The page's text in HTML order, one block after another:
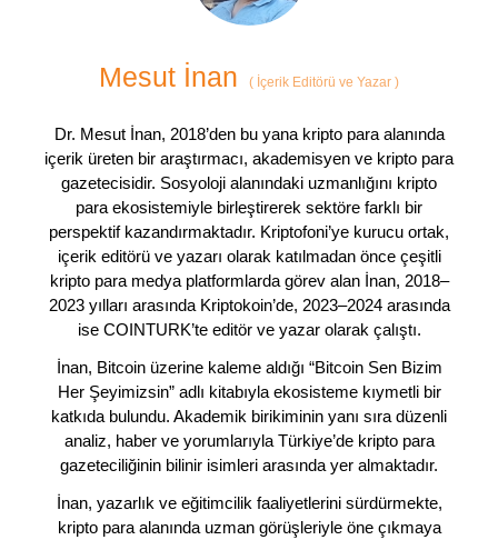
Mesut İnan ( İçerik Editörü ve Yazar )
Dr. Mesut İnan, 2018’den bu yana kripto para alanında
içerik üreten bir araştırmacı, akademisyen ve kripto para
gazetecisidir. Sosyoloji alanındaki uzmanlığını kripto
para ekosistemiyle birleştirerek sektöre farklı bir
perspektif kazandırmaktadır. Kriptofoni’ye kurucu ortak,
içerik editörü ve yazarı olarak katılmadan önce çeşitli
kripto para medya platformlarda görev alan İnan, 2018–
2023 yılları arasında Kriptokoin’de, 2023–2024 arasında
ise COINTURK’te editör ve yazar olarak çalıştı.
İnan, Bitcoin üzerine kaleme aldığı “Bitcoin Sen Bizim
Her Şeyimizsin” adlı kitabıyla ekosisteme kıymetli bir
katkıda bulundu. Akademik birikiminin yanı sıra düzenli
analiz, haber ve yorumlarıyla Türkiye’de kripto para
gazeteciliğinin bilinir isimleri arasında yer almaktadır.
İnan, yazarlık ve eğitimcilik faaliyetlerini sürdürmekte,
kripto para alanında uzman görüşleriyle öne çıkmaya